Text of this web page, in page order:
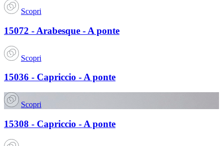
Scopri
15072 - Arabesque - A ponte
Scopri
15036 - Capriccio - A ponte
Scopri
15308 - Capriccio - A ponte